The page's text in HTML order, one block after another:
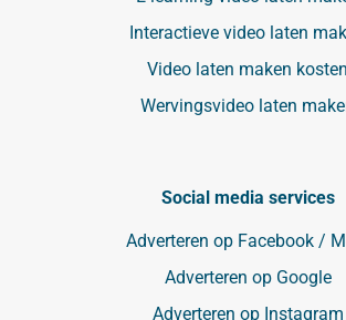
Interactieve video laten
Video laten maken kosten
Wervingsvideo laten
Social media services
Adverteren op Facebook /
Adverteren op Google
Adverteren op Instagram